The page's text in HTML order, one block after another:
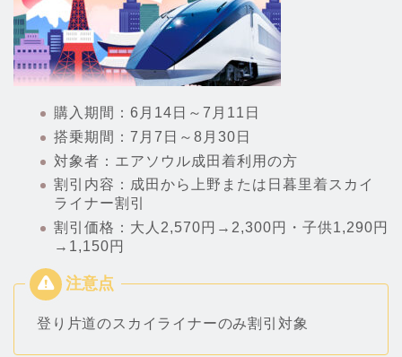
購入期間：6月14日～7月11日
搭乗期間：7月7日～8月30日
対象者：エアソウル成田着利用の方
割引内容：成田から上野または日暮里着スカイ
ライナー割引
割引価格：大人2,570円→2,300円・子供1,290円
→1,150円
登り片道のスカイライナーのみ割引対象